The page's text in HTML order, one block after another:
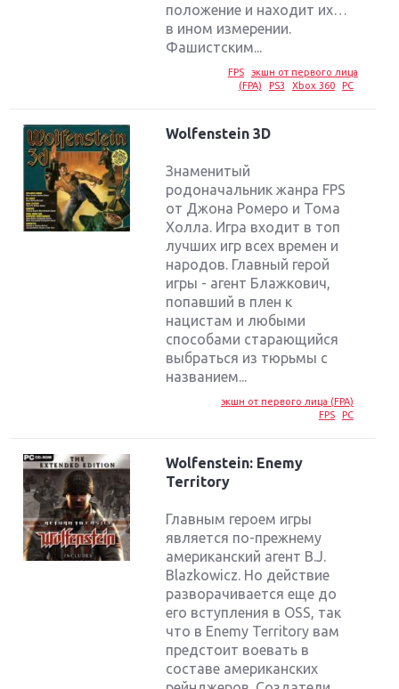
положение и находит их…
в ином измерении.
Фашистским...
FPS
экшн от первого лица
(FPA)
PS3 Xbox 360 PC
Wolfenstein 3D
Знаменитый
родоначальник жанра FPS
от Джона Ромеро и Тома
Холла. Игра входит в топ
лучших игр всех времен и
народов. Главный герой
игры - агент Блажкович,
попавший в плен к
нацистам и любыми
способами старающийся
выбраться из тюрьмы с
названием...
экшн от первого лица (FPA)
FPS
PC
Wolfenstein: Enemy
Territory
Главным героем игры
является по-прежнему
американский агент B.J.
Blazkowicz. Но действие
разворачивается еще до
его вступления в OSS, так
что в Enemy Territory вам
предстоит воевать в
составе американских